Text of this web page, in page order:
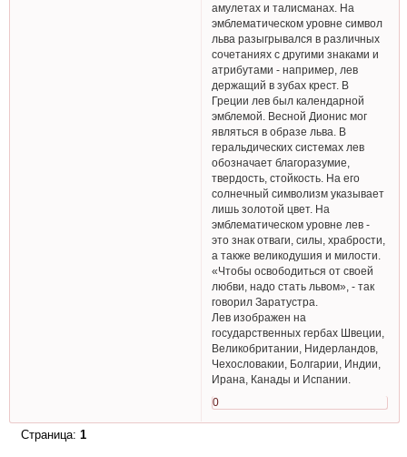
амулетах и талисманах. На
эмблематическом уровне символ
льва разыгрывался в различных
сочетаниях с другими знаками и
атрибутами - например, лев
держащий в зубах крест. В
Греции лев был календарной
эмблемой. Весной Дионис мог
являться в образе льва. В
геральдических системах лев
обозначает благоразумие,
твердость, стойкость. На его
солнечный символизм указывает
лишь золотой цвет. На
эмблематическом уровне лев -
это знак отваги, силы, храбрости,
а также великодушия и милости.
«Чтобы освободиться от своей
любви, надо стать львом», - так
говорил Заратустра.
Лев изображен на
государственных гербах Швеции,
Великобритании, Нидерландов,
Чехословакии, Болгарии, Индии,
Ирана, Канады и Испании.
0
Страница: 1